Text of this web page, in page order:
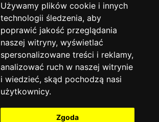
Używamy plików cookie i innych
technologii śledzenia, aby
poprawić jakość przeglądania
naszej witryny, wyświetlać
spersonalizowane treści i reklamy,
analizować ruch w naszej witrynie
i wiedzieć, skąd pochodzą nasi
użytkownicy.
Zgoda
Pomoc
Moje konto
Płatności i dostawa